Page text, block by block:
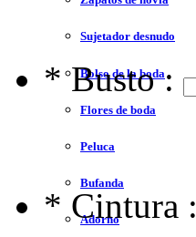
Sujetador desnudo
Bolso de la boda
Flores de boda
Peluca
Bufanda
Adorno
* Busto :
* Cintura :